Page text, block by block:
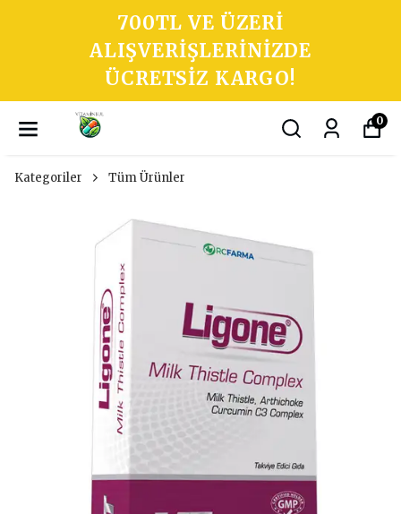
700TL VE ÜZERI
ALIŞVERIŞLERINIZDE
ÜCRETSIZ KARGO!
0
Kategoriler Tüm Ürünler